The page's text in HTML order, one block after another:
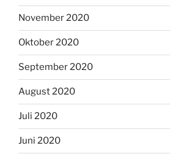
November 2020
Oktober 2020
September 2020
August 2020
Juli 2020
Juni 2020